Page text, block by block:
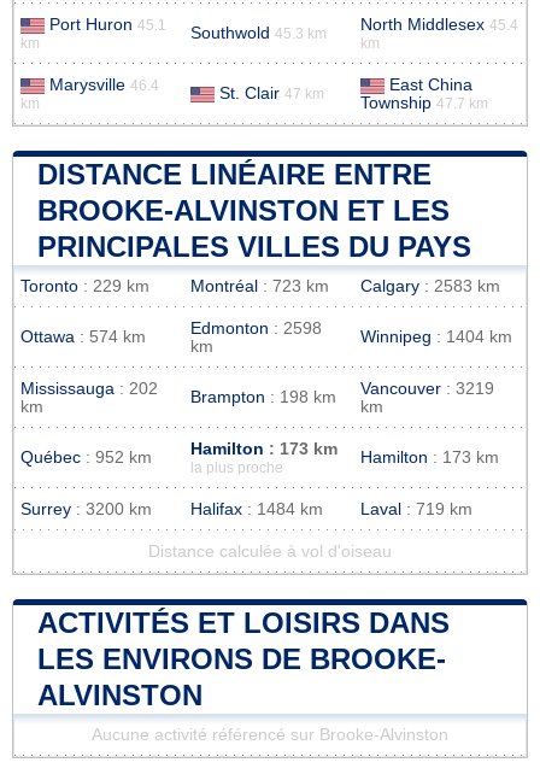
Port Huron 45.1
km
Southwold 45.3 km North Middlesex 45.4
km
Marysville 46.4
km
St. Clair 47 km
East China
Township 47.7 km
DISTANCE LINÉAIRE ENTRE
BROOKE-ALVINSTON ET LES
PRINCIPALES VILLES DU PAYS
Toronto : 229 km Montréal : 723 km Calgary : 2583 km
Ottawa : 574 km Edmonton : 2598
km
Winnipeg : 1404 km
Mississauga : 202
km
Brampton : 198 km Vancouver : 3219
km
Québec : 952 km Hamilton : 173 km
la plus proche
Hamilton : 173 km
Surrey : 3200 km Halifax : 1484 km Laval : 719 km
Distance calculée à vol d'oiseau
ACTIVITÉS ET LOISIRS DANS
LES ENVIRONS DE BROOKE-
ALVINSTON
Aucune activité référencé sur Brooke-Alvinston